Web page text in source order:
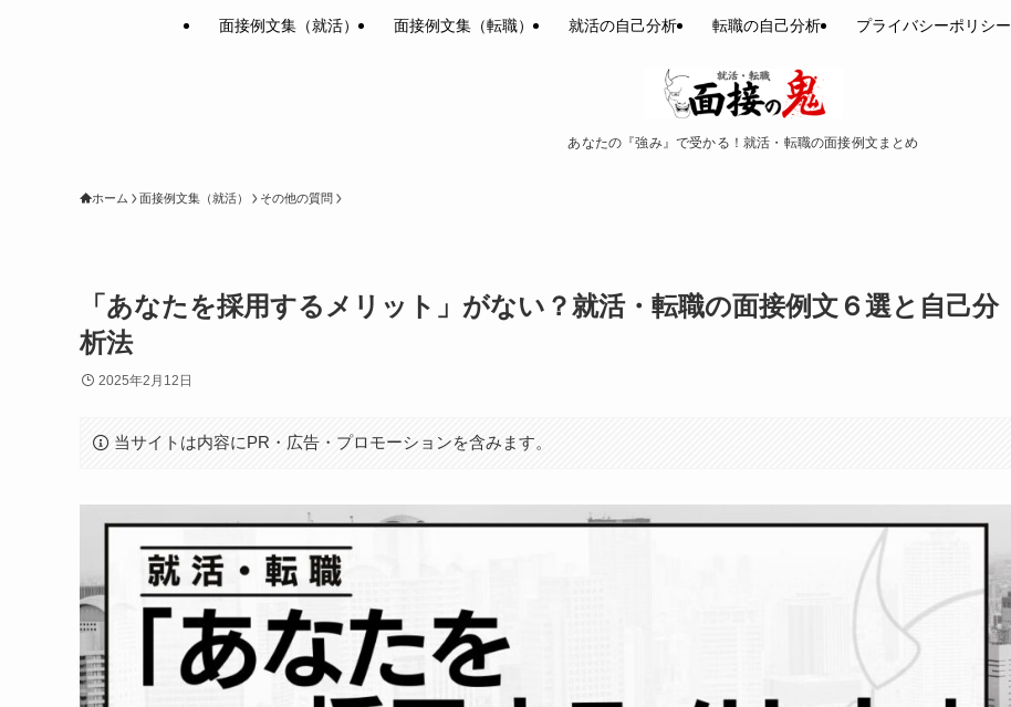
あなたの『強み』で受かる！就活・転職の面接例文まとめ
面接例文集（就活） 面接例文集（転職） 就活の自己分析 転職の自己分析 プライバシーポリシー
ホーム 面接例文集（就活） その他の質問
「あなたを採用するメリット」がない？就活・転職の面接例文６選と自己分
析法
2025年2月12日
当サイトは内容にPR・広告・プロモーションを含みます。